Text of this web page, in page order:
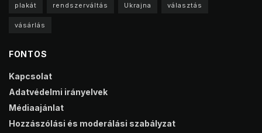
plakát rendszerváltás Ukrajna választás
vásárlás
FONTOS
Kapcsolat
Adatvédelmi irányelvek
Médiaajánlat
Hozzászólási és moderálási szabályzat